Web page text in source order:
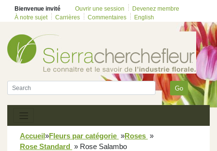
Bienvenue invité Ouvrir une session
Devenez membre
À notre sujet
Carrières Commentaires English
Go
Accueil»Fleurs par catégorie »Roses »
Rose Standard » Rose Salambo